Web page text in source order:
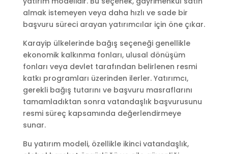
almak istemeyen veya daha hızlı ve sade bir
başvuru süreci arayan yatırımcılar için öne çıkar.
Karayip ülkelerinde bağış seçeneği genellikle
ekonomik kalkınma fonları, ulusal dönüşüm
fonları veya devlet tarafından belirlenen resmi
katkı programları üzerinden ilerler. Yatırımcı,
gerekli bağış tutarını ve başvuru masraflarını
tamamladıktan sonra vatandaşlık başvurusunu
resmi süreç kapsamında değerlendirmeye
sunar.
Bu yatırım modeli, özellikle ikinci vatandaşlık,